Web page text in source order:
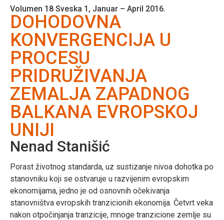
Volumen 18 Sveska 1, Januar – April 2016.
DOHODOVNA
KONVERGENCIJA U
PROCESU
PRIDRUŽIVANJA
ZEMALJA ZAPADNOG
BALKANA EVROPSKOJ
UNIJI
Nenad Stanišić
Porast životnog standarda, uz sustizanje nivoa dohotka po
stanovniku koji se ostvaruje u razvijenim evropskim
ekonomijama, jedno je od osnovnih očekivanja
stanovništva evropskih tranzicionih ekonomija. Četvrt veka
nakon otpočinjanja tranzicije, mnoge tranzicione zemlje su